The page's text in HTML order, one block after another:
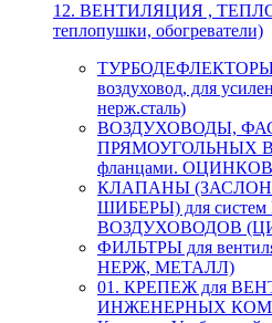
12. ВЕНТИЛЯЦИЯ ,
теплопушки, обогреватели)
воздуховод, для
нерж.сталь)
ВОЗДУХОВОДЫ,
ПРЯМОУГОЛЬНЫХ
фланцами.
КЛАПАНЫ
ШИБЕРЫ) для
ВОЗДУХОВОДОВ
ФИЛЬТРЫ для
НЕРЖ, МЕТАЛЛ)
01. КРЕПЕЖ для
ИНЖЕНЕРНЫХ